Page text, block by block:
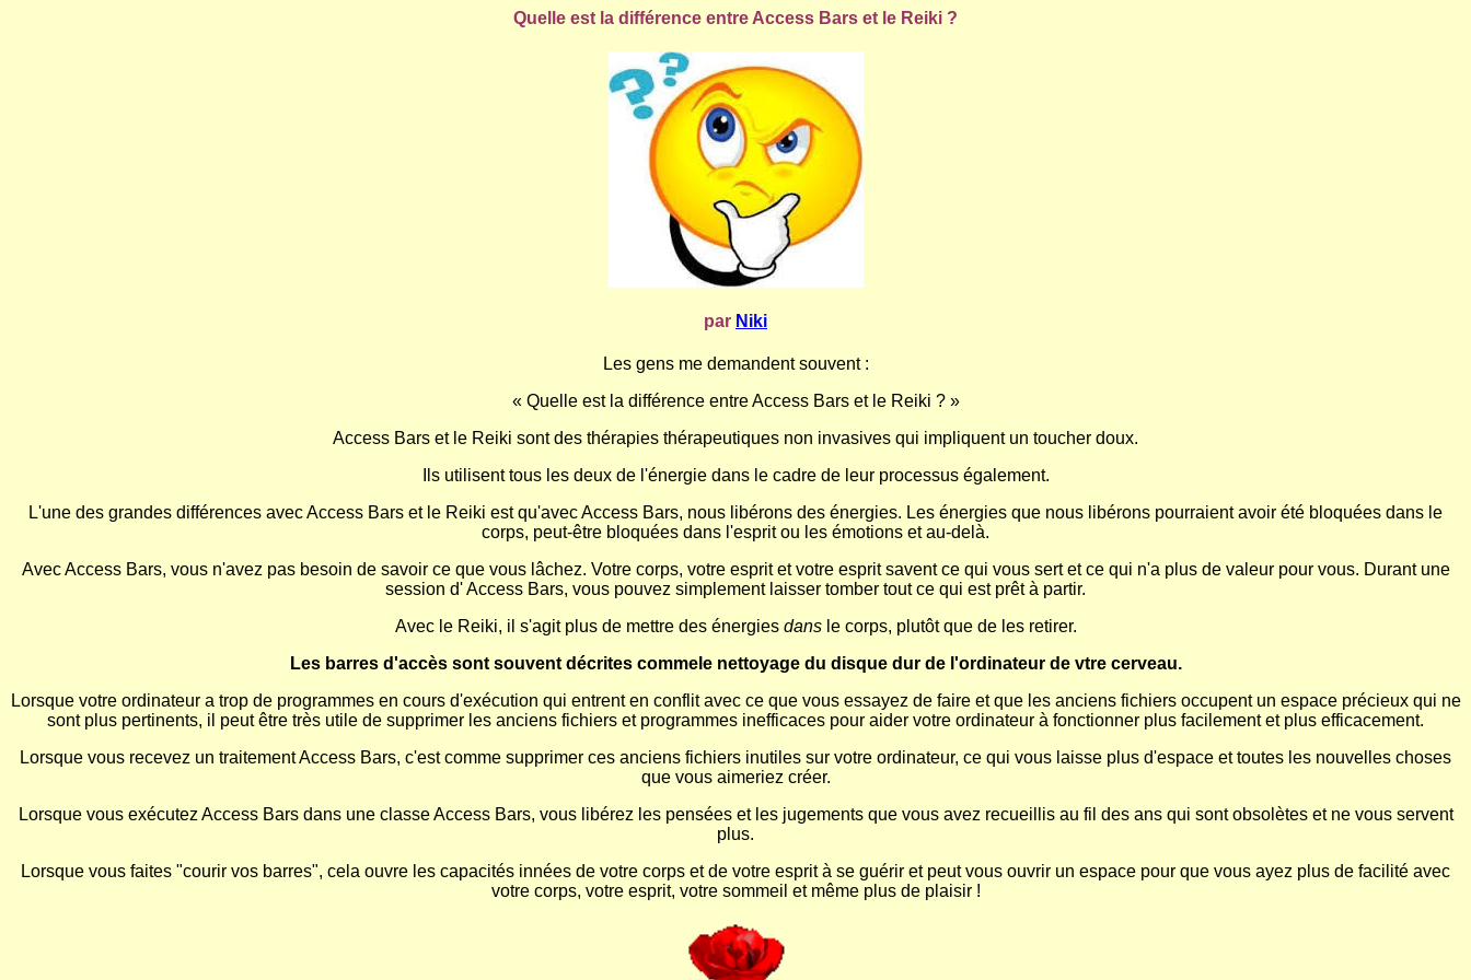
Quelle est la différence entre Access Bars et le Reiki ?
par Niki
Les gens me demandent souvent :
« Quelle est la différence entre Access Bars et le Reiki ? »
Access Bars et le Reiki sont des thérapies thérapeutiques non invasives qui impliquent un toucher doux.
Ils utilisent tous les deux de l'énergie dans le cadre de leur processus également.
L'une des grandes différences avec Access Bars et le Reiki est qu'avec Access Bars, nous libérons des énergies. Les énergies que nous libérons pourraient avoir été bloquées dans le
corps, peut-être bloquées dans l'esprit ou les émotions et au-delà.
Avec Access Bars, vous n'avez pas besoin de savoir ce que vous lâchez. Votre corps, votre esprit et votre esprit savent ce qui vous sert et ce qui n'a plus de valeur pour vous. Durant une
session d' Access Bars, vous pouvez simplement laisser tomber tout ce qui est prêt à partir.
Avec le Reiki, il s'agit plus de mettre des énergies dansle corps, plutôt que de les retirer.
Les barres d'accès sont souvent décrites commele nettoyage du disque dur de l'ordinateur de vtre cerveau.
Lorsque votre ordinateur a trop de programmes en cours d'exécution qui entrent en conflit avec ce que vous essayez de faire et que les anciens fichiers occupent un espace précieux qui ne
sont plus pertinents, il peut être très utile de supprimer les anciens fichiers et programmes inefficaces pour aider votre ordinateur à fonctionner plus facilement et plus efficacement.
Lorsque vous recevez un traitement Access Bars, c'est comme supprimer ces anciens fichiers inutiles sur votre ordinateur, ce qui vous laisse plus d'espace et toutes les nouvelles choses
que vous aimeriez créer.
Lorsque vous exécutez Access Bars dans une classe Access Bars, vous libérez les pensées et les jugements que vous avez recueillis au fil des ans qui sont obsolètes et ne vous servent
plus.
Lorsque vous faites "courir vos barres", cela ouvre les capacités innées de votre corps et de votre esprit à se guérir et peut vous ouvrir un espace pour que vous ayez plus de facilité avec
votre corps, votre esprit, votre sommeil et même plus de plaisir !